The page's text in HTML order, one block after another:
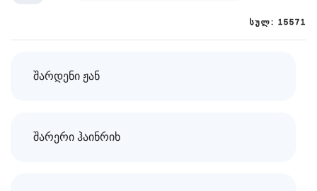
სულ: 15571
შარდენი ჟან
შარერი ჰაინრიხ